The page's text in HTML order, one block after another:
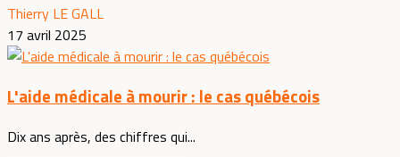
Thierry LE GALL
17 avril 2025
L'aide médicale à mourir : le cas québécois
Dix ans après, des chiffres qui...